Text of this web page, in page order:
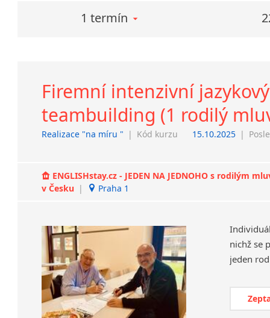
1 termín
Firemní intenzivní
teambuilding (1 rodilý
Realizace "na míru " | Kód kurzu 15.10.2025 |
ENGLISHstay.cz - JEDEN NA JEDNOHO s rodilým
v Česku | Praha 1
nichž se